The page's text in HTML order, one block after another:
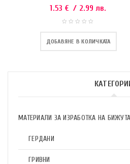
МАТЕРИАЛИ ЗА ИЗРАБОТКА НА БИЖУТА
ГЕРДАНИ
ГРИВНИ
1.53 € / 2.99 лв.
ДОБАВЯНЕ В КОЛИЧКАТА